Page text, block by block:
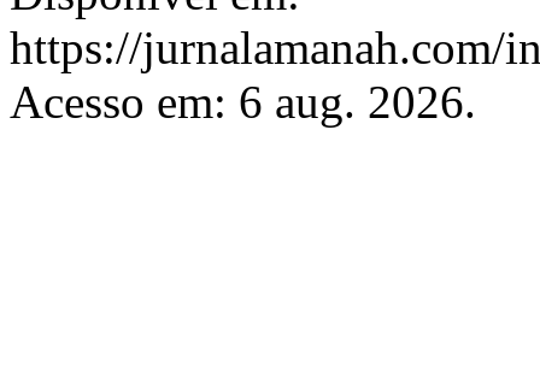
https://jurnalamanah.com/
Acesso em: 6 aug. 2026.